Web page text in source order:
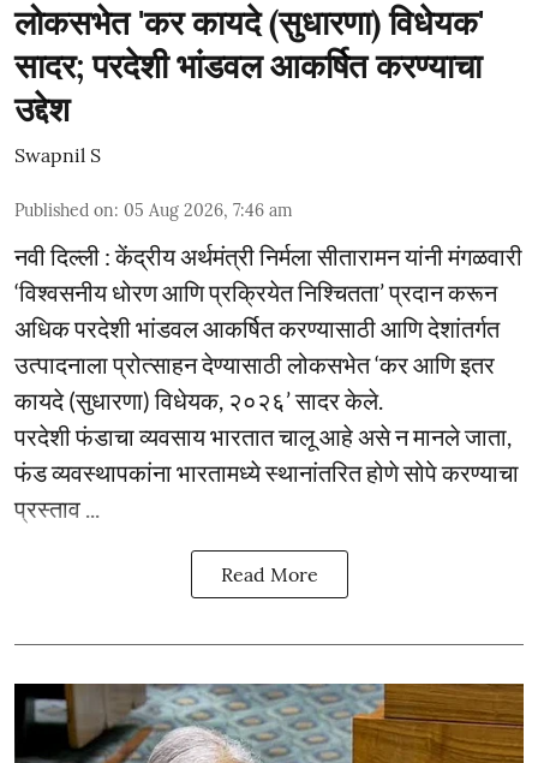
लोकसभेत 'कर कायदे (सुधारणा) विधेयक'
सादर; परदेशी भांडवल आकर्षित करण्याचा
उद्देश
Swapnil S
Published on: 05 Aug 2026, 7:46 am
नवी दिल्ली : केंद्रीय अर्थमंत्री निर्मला सीतारामन यांनी मंगळवारी
‘विश्वसनीय धोरण आणि प्रक्रियेत निश्चितता’ प्रदान करून
अधिक परदेशी भांडवल आकर्षित करण्यासाठी आणि देशांतर्गत
उत्पादनाला प्रोत्साहन देण्यासाठी लोकसभेत ‘कर आणि इतर
कायदे (सुधारणा) विधेयक, २०२६’ सादर केले.
परदेशी फंडाचा व्यवसाय भारतात चालू आहे असे न मानले जाता,
फंड व्यवस्थापकांना भारतामध्ये स्थानांतरित होणे सोपे करण्याचा
प्रस्ताव ...
Read More